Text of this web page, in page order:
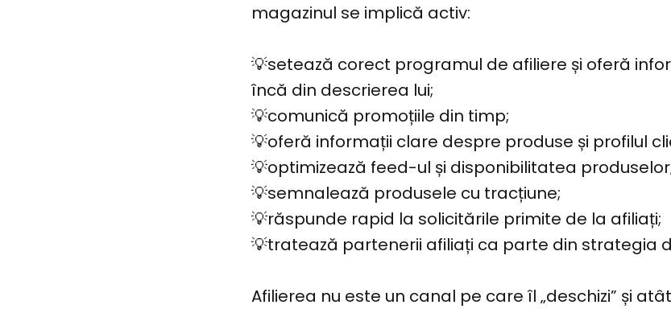
magazinul se implică activ:
💡setează corect programul de afiliere și oferă
încă din descrierea lui;
💡comunică promoțiile din timp;
💡oferă informații clare despre produse și profilul
💡optimizează feed-ul și disponibilitatea
💡semnalează produsele cu tracțiune;
💡răspunde rapid la solicitările primite de la afiliați;
💡tratează partenerii afiliați ca parte din strategia
Afilierea nu este un canal pe care îl „deschizi” și